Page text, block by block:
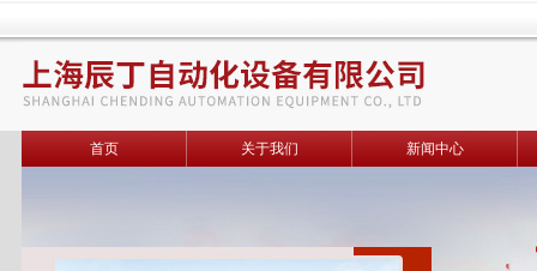
首页 关于我们 新闻中心